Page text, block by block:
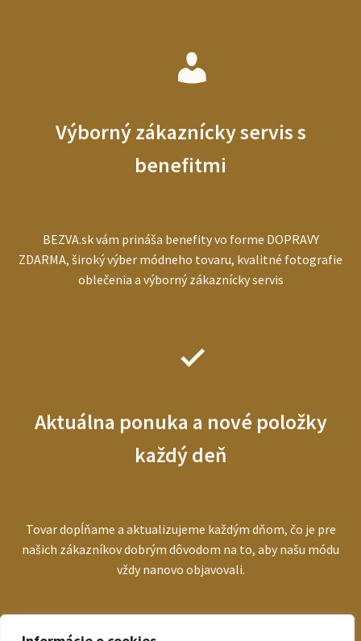
Výborný zákaznícky servis s
benefitmi
BEZVA.sk vám prináša benefity vo forme DOPRAVY
ZDARMA, široký výber módneho tovaru, kvalitné fotografie
oblečenia a výborný zákaznícky servis
Aktuálna ponuka a nové položky
každý deň
Tovar dopĺňame a aktualizujeme každým dňom, čo je pre
našich zákazníkov dobrým dôvodom na to, aby našu módu
vždy nanovo objavovali.